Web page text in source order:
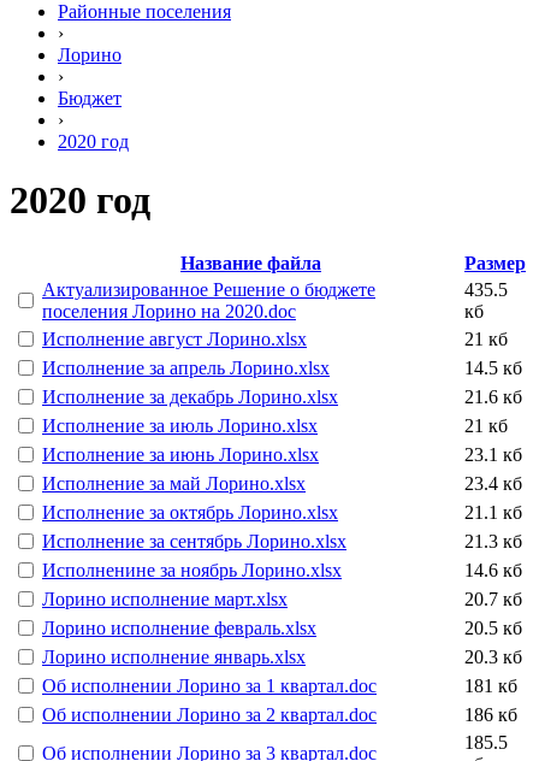
Районные поселения
›
Лорино
›
Бюджет
›
2020 год
2020 год
Название файла
Размер
Актуализированное Решение о бюджете
поселения Лорино на 2020.doc
435.5
кб
Исполнение август Лорино.xlsx
21 кб
Исполнение за апрель Лорино.xlsx
14.5 кб
Исполнение за декабрь Лорино.xlsx
21.6 кб
Исполнение за июль Лорино.xlsx
21 кб
Исполнение за июнь Лорино.xlsx
23.1 кб
Исполнение за май Лорино.xlsx
23.4 кб
Исполнение за октябрь Лорино.xlsx
21.1 кб
Исполнение за сентябрь Лорино.xlsx
21.3 кб
Исполненине за ноябрь Лорино.xlsx
14.6 кб
Лорино исполнение март.xlsx
20.7 кб
Лорино исполнение февраль.xlsx
20.5 кб
Лорино исполнение январь.xlsx
20.3 кб
Об исполнении Лорино за 1 квартал.doc
181 кб
Об исполнении Лорино за 2 квартал.doc
186 кб
Об исполнении Лорино за 3 квартал.doc
185.5